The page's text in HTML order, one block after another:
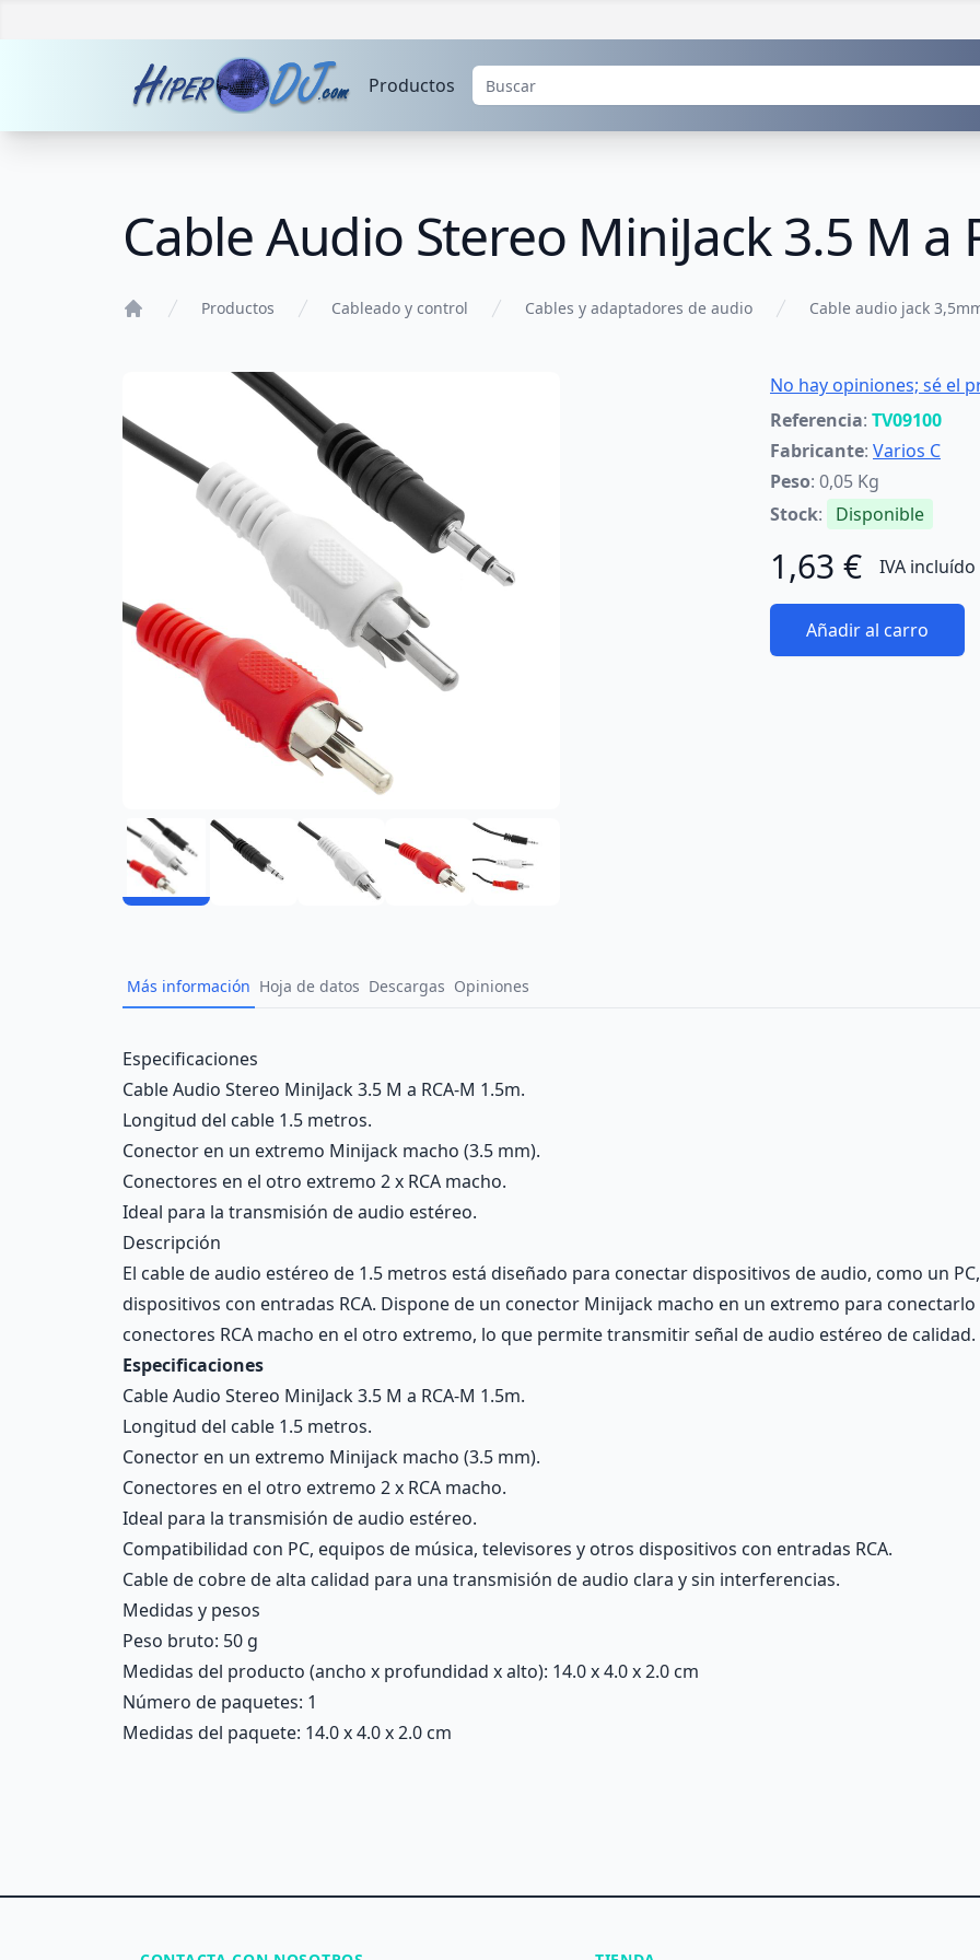
Productos
Cable Audio Stereo MiniJack 3.5 M a
Productos Cableado y control Cables y adaptadores de audio Cable audio jack
No hay opiniones; sé el
Referencia: TV09100
Fabricante: Varios C
Peso: 0,05 Kg
Stock: Disponible
1,63 € IVA incluído
Añadir al carro
Más información Hoja de datos Descargas Opiniones
Description
Especificaciones
Cable Audio Stereo MiniJack 3.5 M a RCA-M 1.5m.
Longitud del cable 1.5 metros.
Conector en un extremo Minijack macho (3.5 mm).
Conectores en el otro extremo 2 x RCA macho.
Ideal para la transmisión de audio estéreo.
Descripción
El cable de audio estéreo de 1.5 metros está diseñado para conectar dispositivos de audio, como un
dispositivos con entradas RCA. Dispone de un conector Minijack macho en un extremo para conectarlo
conectores RCA macho en el otro extremo, lo que permite transmitir señal de audio estéreo de calidad.
Especificaciones
Cable Audio Stereo MiniJack 3.5 M a RCA-M 1.5m.
Longitud del cable 1.5 metros.
Conector en un extremo Minijack macho (3.5 mm).
Conectores en el otro extremo 2 x RCA macho.
Ideal para la transmisión de audio estéreo.
Compatibilidad con PC, equipos de música, televisores y otros dispositivos con entradas RCA.
Cable de cobre de alta calidad para una transmisión de audio clara y sin interferencias.
Medidas y pesos
Peso bruto: 50 g
Medidas del producto (ancho x profundidad x alto): 14.0 x 4.0 x 2.0 cm
Número de paquetes: 1
Medidas del paquete: 14.0 x 4.0 x 2.0 cm